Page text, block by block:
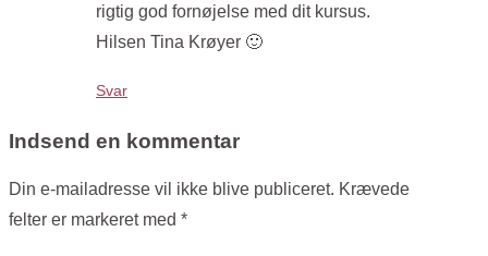
rigtig god fornøjelse med dit kursus.
Hilsen Tina Krøyer 🙂
Svar
Indsend en kommentar
Din e-mailadresse vil ikke blive publiceret. Krævede
felter er markeret med *